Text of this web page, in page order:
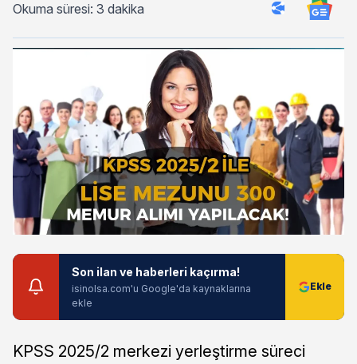
Okuma süresi: 3 dakika
Son ilan ve haberleri kaçırma!
isinolsa.com'u Google'da kaynaklarına
ekle
KPSS 2025/2 merkezi yerleştirme süreci